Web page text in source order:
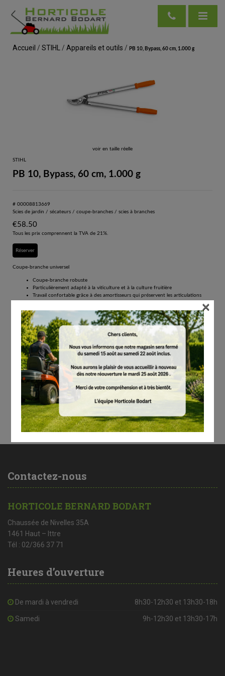
Accueil / STIHL/ Appareils et outils / PB 10, Bypass, 60 cm, 1.000 g
voir en taille réelle
STIHL
PB 10, Bypass, 60 cm, 1.000 g
# 00008813669
Scies de jardin / sécateurs / coupe-branches / scies à branches
€58.50
Tous les prix comprennent la TVA de 21%.
Réserver
Coupe-branche universel
Coupe-branche robuste
Particulièrement adapté à la viticulture et à la culture fruitière
Travail confortable grâce à des amortisseurs qui préservent les articulations
Coupe-branche universel. Poignées en aluminium hautement résistantes, poignée avec
revêtement antidérapant, tête de coupe
forgée droite, tête de coupe tirante, lame haute résistance, rainure à sève, amortisseur
ménageant le point de pivot, cannelures de maintien au niveau de la contre-lame et du
crochet. Longueur 60 cm, 1.000 g, Ø jusqu'à 35 mm.
Contenu par
Contactez-nous
HORTICOLE BERNARD BODART
Chaussée de Nivelles 35A
1461 Haut – Ittre
Tél : 02/366 37 71
Heures d’ouverture
De mardi à vendredi 8h30-12h30 et 13h30-18h
Samedi 9h-12h30 et 13h30-17h
×